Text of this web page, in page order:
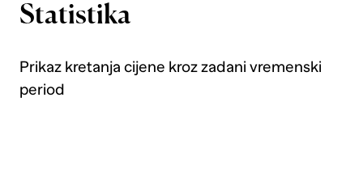
Statistika
Prikaz kretanja cijene kroz zadani vremenski
period